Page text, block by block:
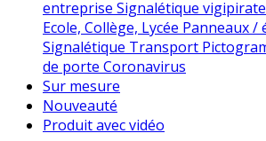
entreprise Signalétique vigipirate
Ecole, Collège, Lycée Panneaux /
Signalétique Transport
de porte Coronavirus
Sur mesure
Nouveauté
Produit avec vidéo